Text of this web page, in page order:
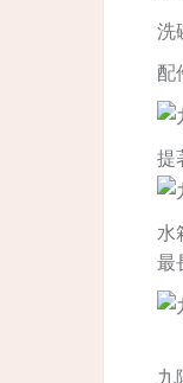
洗
配
提
水
最
九